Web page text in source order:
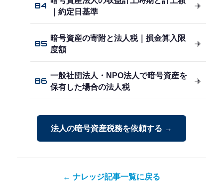
84
｜約定日基準
85
暗号資産の寄附と法人税｜損金算入限
度額
86
一般社団法人・NPO法人で暗号資産を
保有した場合の法人税
法人の暗号資産税務を依頼する →
← ナレッジ記事一覧に戻る